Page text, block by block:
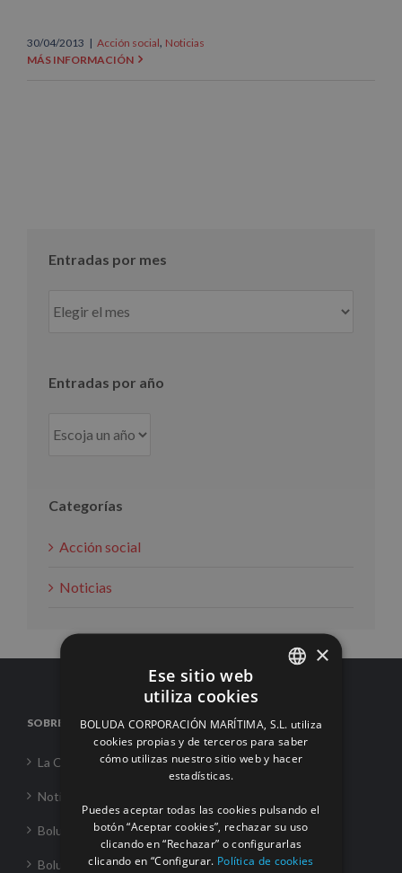
30/04/2013 | Acción social, Noticias
MÁS INFORMACIÓN
Entradas por mes
por
Entradas por año
Categorías
Acción social
Noticias
SOBRE NOSOTROS
La Corporación
Noticias
Boluda Towage
Boluda Shipping
ENGLISH
FRENCH
×
Ese sitio web
utiliza cookies
BOLUDA CORPORACIÓN MARÍTIMA, S.L. utiliza
cookies propias y de terceros para saber
cómo utilizas nuestro sitio web y hacer
estadísticas.
Puedes aceptar todas las cookies pulsando el
botón “Aceptar cookies”, rechazar su uso
clicando en “Rechazar” o configurarlas
clicando en “Configurar. Política de cookies